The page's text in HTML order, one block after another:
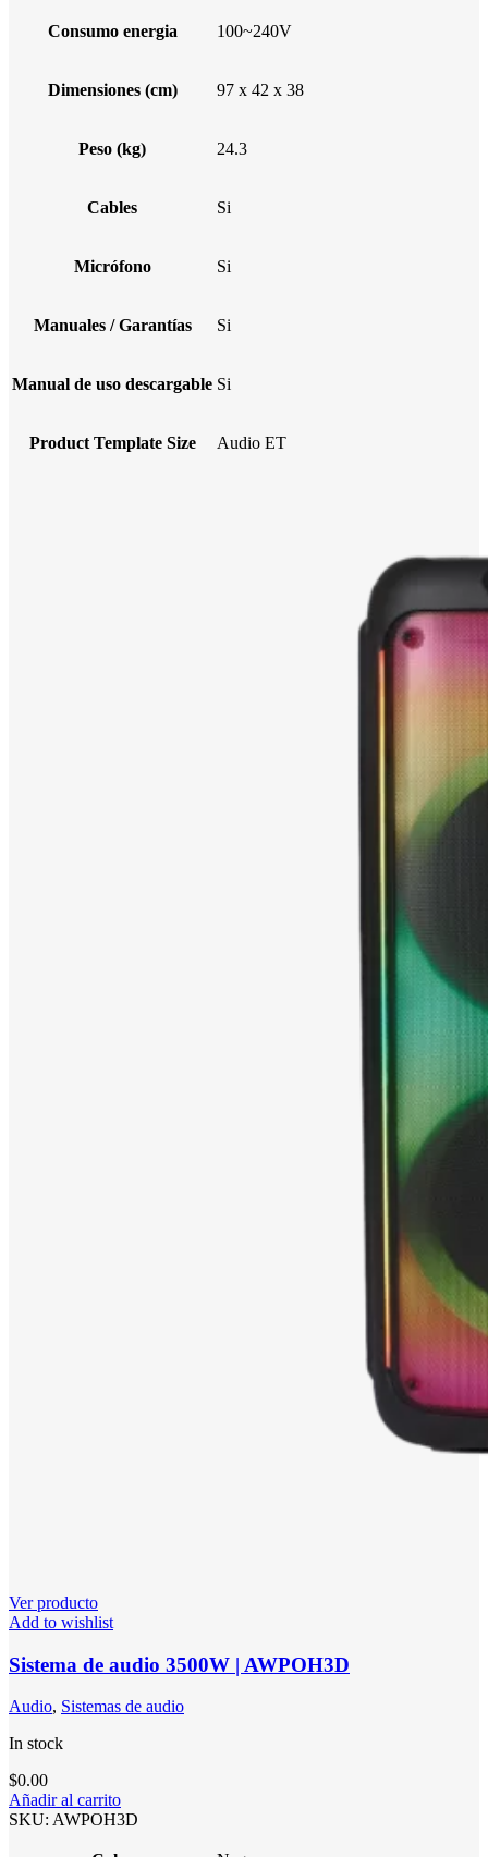
Consumo energia 100~240V
Dimensiones (cm) 97 x 42 x 38
Peso (kg) 24.3
Cables Si
Micrófono Si
Manuales / Garantías Si
Manual de uso descargable Si
Product Template Size Audio ET
Ver producto
Add to wishlist
Sistema de audio 3500W | AWPOH3D
Audio, Sistemas de audio
In stock
$0.00
Añadir al carrito
SKU: AWPOH3D